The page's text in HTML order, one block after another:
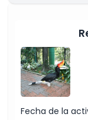
Ubicación
Cómo Canjear
Fecha de la